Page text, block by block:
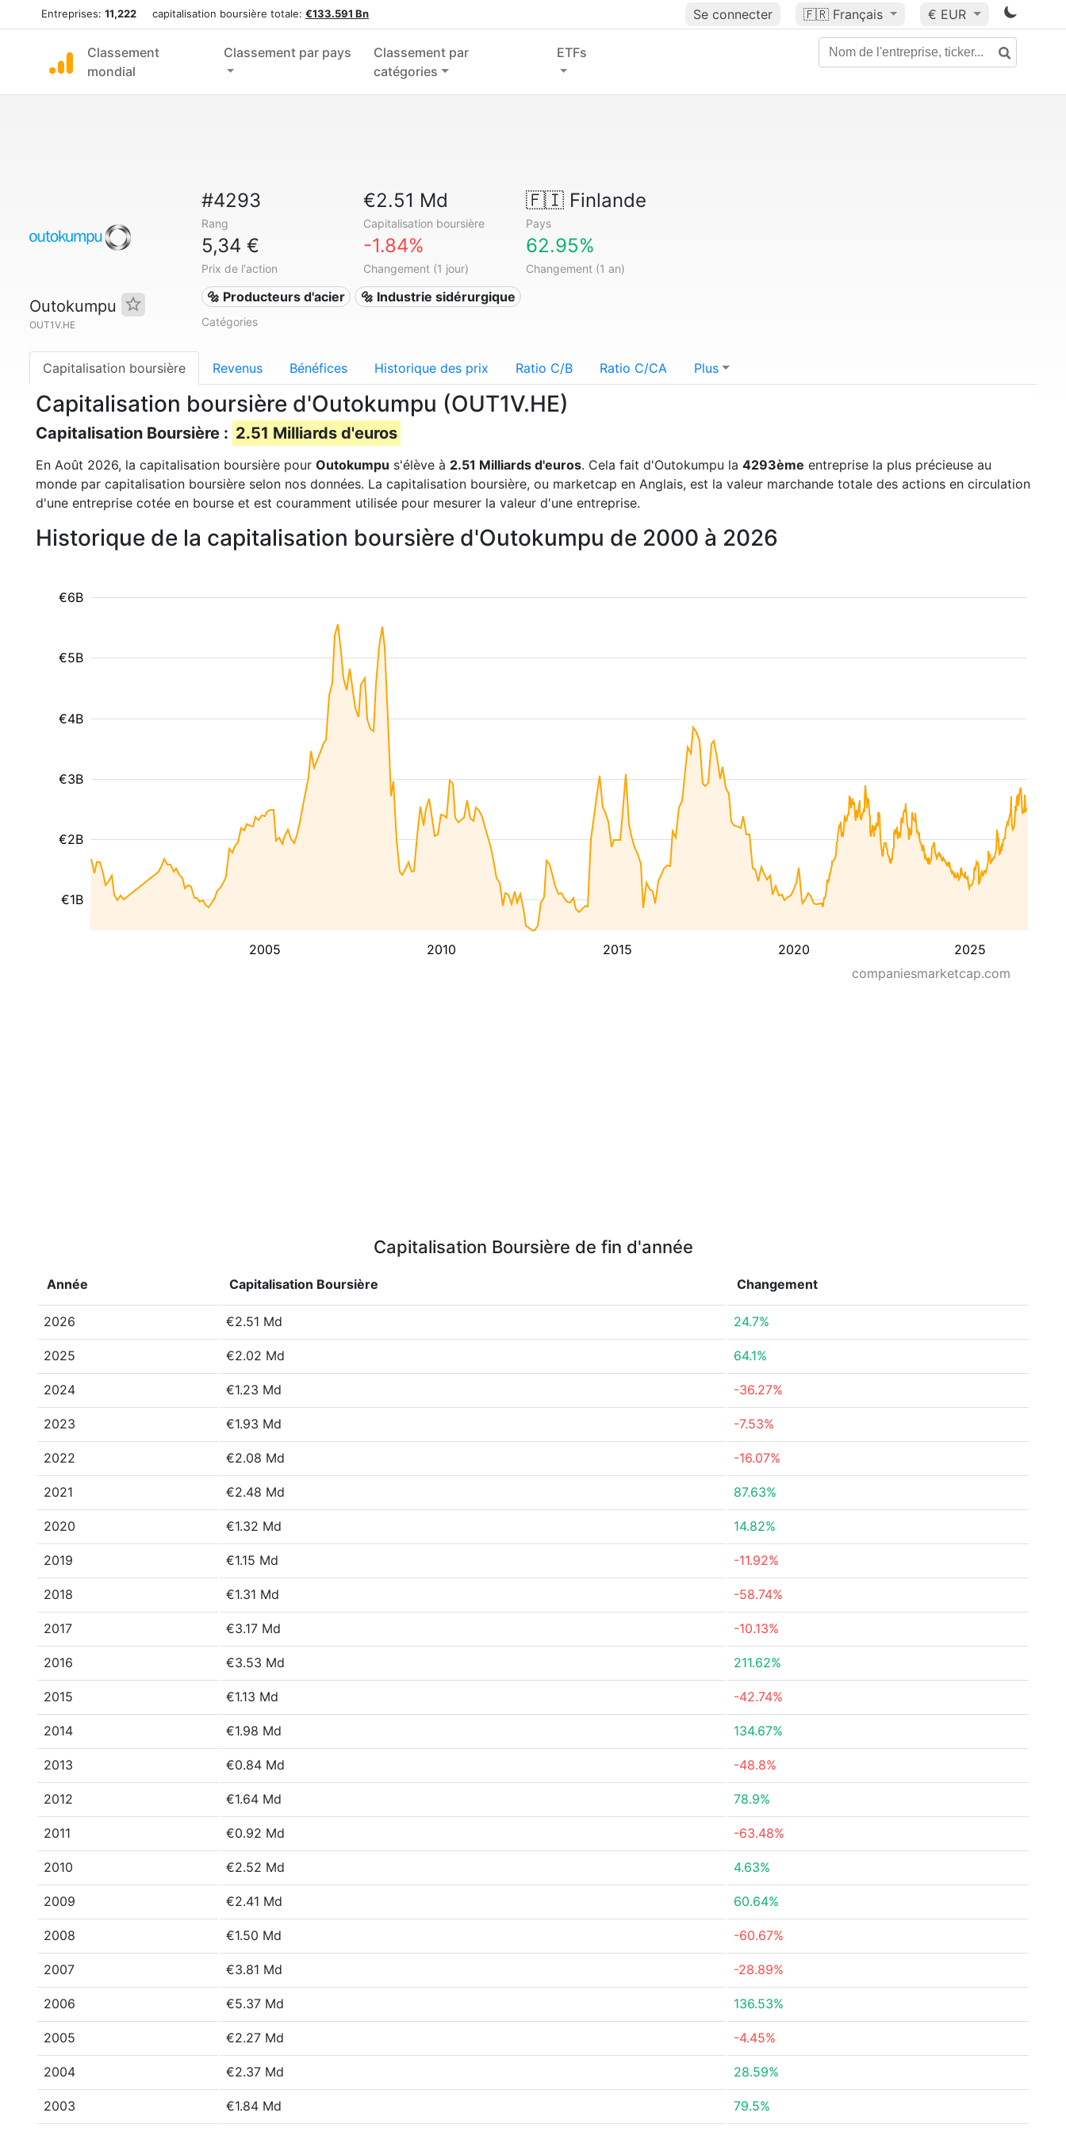
Entreprises: 11,222 capitalisation boursière totale: €133.591 Bn Se connecter 🇫🇷 Français € EUR
Classement
mondial
Classement par pays
Classement par
catégories
ETFs
Outokumpu
OUT1V.HE
#4293
Rang
€2.51 Md
Capitalisation boursière
🇫🇮Finlande
Pays
5,34 €
Prix de l'action
-1.84%
Changement (1 jour)
62.95%
Changement (1 an)
🔩 Producteurs d'acier 🔩 Industrie sidérurgique
Catégories
Capitalisation boursière Revenus Bénéfices Historique des prix Ratio C/B Ratio C/CA Plus
Capitalisation boursière d'Outokumpu (OUT1V.HE)
Capitalisation Boursière : 2.51 Milliards d'euros
En Août 2026, la capitalisation boursière pour Outokumpu s'élève à 2.51 Milliards d'euros. Cela fait d'Outokumpu la 4293ème entreprise la plus précieuse au
monde par capitalisation boursière selon nos données. La capitalisation boursière, ou marketcap en Anglais, est la valeur marchande totale des actions en circulation
d'une entreprise cotée en bourse et est couramment utilisée pour mesurer la valeur d'une entreprise.
Historique de la capitalisation boursière d'Outokumpu de 2000 à 2026
2005 2010 2015 2020 2025
€1B
€2B
€3B
€4B
€5B
€6B
companiesmarketcap.com
Capitalisation Boursière de fin d'année
Année Capitalisation Boursière Changement
2026 €2.51 Md 24.7%
2025 €2.02 Md 64.1%
2024 €1.23 Md -36.27%
2023 €1.93 Md -7.53%
2022 €2.08 Md -16.07%
2021 €2.48 Md 87.63%
2020 €1.32 Md 14.82%
2019 €1.15 Md -11.92%
2018 €1.31 Md -58.74%
2017 €3.17 Md -10.13%
2016 €3.53 Md 211.62%
2015 €1.13 Md -42.74%
2014 €1.98 Md 134.67%
2013 €0.84 Md -48.8%
2012 €1.64 Md 78.9%
2011 €0.92 Md -63.48%
2010 €2.52 Md 4.63%
2009 €2.41 Md 60.64%
2008 €1.50 Md -60.67%
2007 €3.81 Md -28.89%
2006 €5.37 Md 136.53%
2005 €2.27 Md -4.45%
2004 €2.37 Md 28.59%
2003 €1.84 Md 79.5%